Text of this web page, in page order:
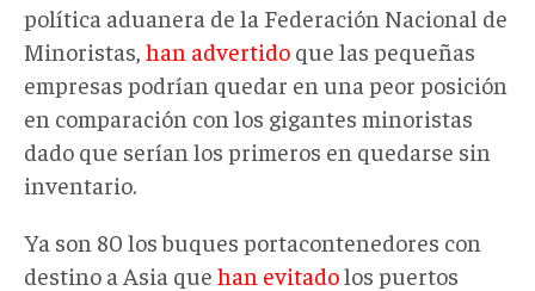
política aduanera de la Federación Nacional de
Minoristas, han advertido que las pequeñas
empresas podrían quedar en una peor posición
en comparación con los gigantes minoristas
dado que serían los primeros en quedarse sin
inventario.
Ya son 80 los buques portacontenedores con
destino a Asia que han evitadolos puertos